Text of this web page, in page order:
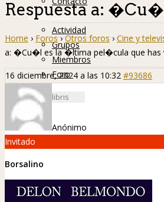
Hislibreños
Actividad
Grupos
Miembros
Foro
Respuesta a:
Home › Foros › Otros foros › Cine y
a: �Cu�l es la �ltima pel�cula que has
16 diciembre, 2024 a las 10:32 #93686
Anónimo
Invitado
Borsalino